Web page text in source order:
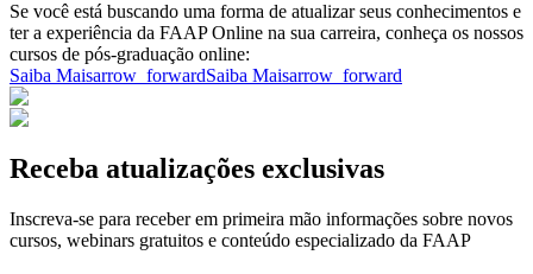
Se você está buscando uma forma de atualizar seus conhecimentos e
ter a experiência da FAAP Online na sua carreira, conheça os nossos
cursos de pós-graduação online:
Saiba Maisarrow_forwardSaiba Maisarrow_forward
Receba atualizações exclusivas
Inscreva-se para receber em primeira mão informações sobre novos
cursos, webinars gratuitos e conteúdo especializado da FAAP